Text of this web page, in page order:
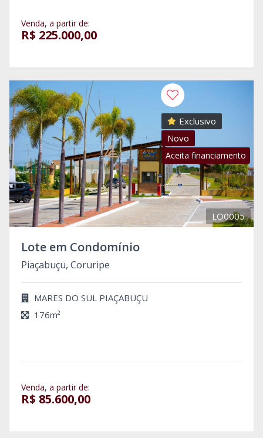
Venda, a partir de:
R$ 225.000,00
Exclusivo
Novo
Aceita financiamento
LO0005
Lote em Condomínio
Piaçabuçu, Coruripe
MARES DO SUL PIAÇABUÇU
176m²
Venda, a partir de:
R$ 85.600,00